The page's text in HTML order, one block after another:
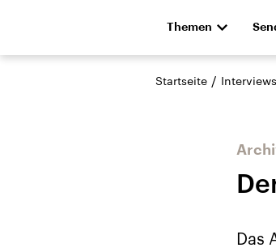
Themen
Die Nachrichten
Hörspiel und
Anhalt 2026
Startseite / Interviews
Das